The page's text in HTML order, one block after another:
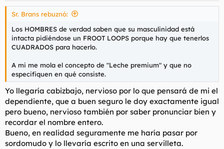
Sr. Brans rebuznó:
Los HOMBRES de verdad saben que su masculinidad está
intacta pidiéndose un FROOT LOOPS porque hay que tenerlos
CUADRADOS para hacerlo.
A mi me mola el concepto de "Leche premium" y que no
especifiquen en qué consiste.
Yo llegaría cabizbajo, nervioso por lo que pensará de mi el
dependiente, que a buen seguro le doy exactamente igual
pero bueno, nervioso también por saber pronunciar bien y
recordar el nombre entero.
Bueno, en realidad seguramente me haría pasar por
sordomudo y lo llevaría escrito en una servilleta.